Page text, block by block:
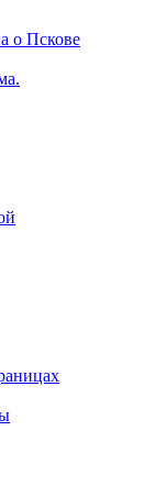
о Пскове